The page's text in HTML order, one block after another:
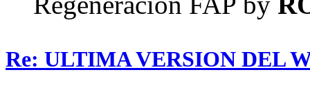
Re: ULTIMA VERSION DEL